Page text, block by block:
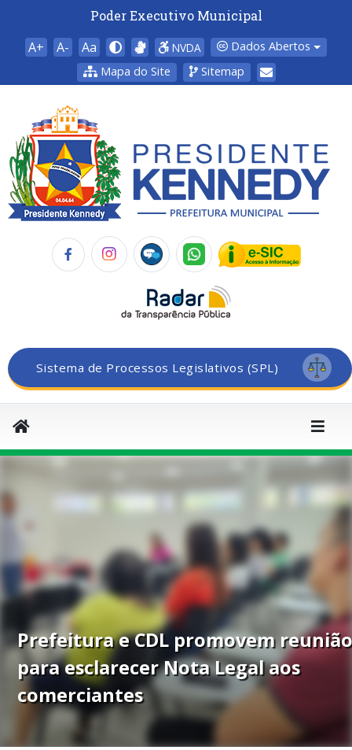
Poder Executivo Municipal
A+ A- Aa NVDA
Dados Abertos
Mapa do Site
Sitemap
Sistema de Processos Legislativos (SPL)
Prefeitura e CDL promovem
para esclarecer Nota Legal aos
comerciantes